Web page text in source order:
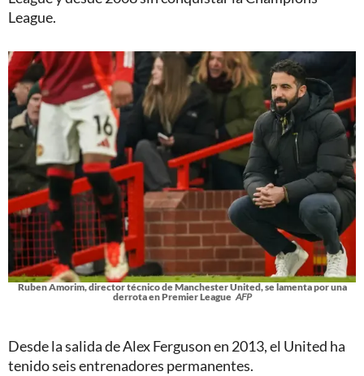
League.
Ruben Amorim, director técnico de Manchester United, se lamenta por una
derrota en Premier League AFP
Desde la salida de Alex Ferguson en 2013, el United ha
tenido seis entrenadores permanentes.